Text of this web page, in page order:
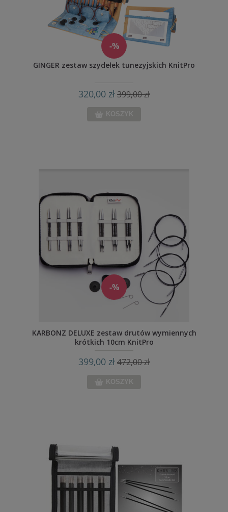
-%
GINGER zestaw szydełek tunezyjskich KnitPro
320,00 zł399,00 zł
KOSZYK
-%
KARBONZ DELUXE zestaw drutów wymiennych
krótkich 10cm KnitPro
399,00 zł472,00 zł
KOSZYK